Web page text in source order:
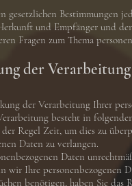
gesetzlichen Bestimmungen
und Empfänger und
Fragen zum Thema
der Verarbeitung
der Verarbeitung Ihrer
besteht in
Regel Zeit, um dies zu
Daten zu verlangen.
Daten
wir Ihre personenbezogenen
benötigen, haben Sie